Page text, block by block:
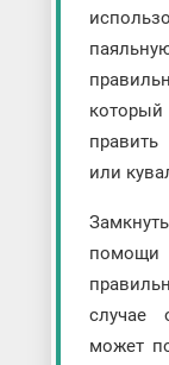
который
или
случае
может